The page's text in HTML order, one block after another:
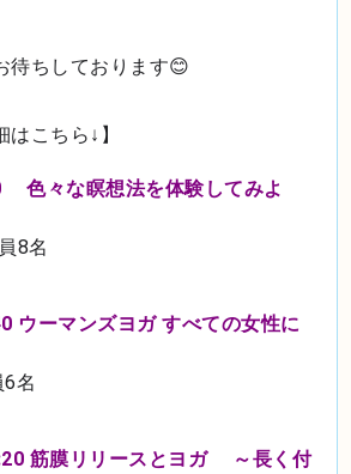
待ちしております😊
はこちら↓】
色々な瞑想法を体験してみよ
8名
ウーマンズヨガ すべての女性に
名
筋膜リリースとヨガ ～長く付